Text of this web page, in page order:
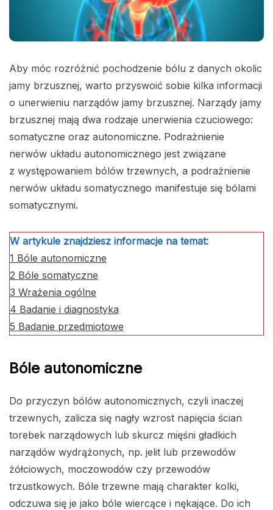
Aby móc rozróżnić pochodzenie bólu z danych okolic
jamy brzusznej, warto przyswoić sobie kilka informacji
o unerwieniu narządów jamy brzusznej. Narządy jamy
brzusznej mają dwa rodzaje unerwienia czuciowego:
somatyczne oraz autonomiczne. Podrażnienie
nerwów układu autonomicznego jest związane
z występowaniem bólów trzewnych, a podrażnienie
nerwów układu somatycznego manifestuje się bólami
somatycznymi.
W artykule znajdziesz informacje na temat:
1 Bóle autonomiczne
2 Bóle somatyczne
3 Wrażenia ogólne
4 Badanie i diagnostyka
5 Badanie przedmiotowe
Bóle autonomiczne
Do przyczyn bólów autonomicznych, czyli inaczej
trzewnych, zalicza się nagły wzrost napięcia ścian
torebek narządowych lub skurcz mięśni gładkich
narządów wydrążonych, np. jelit lub przewodów
żółciowych, moczowodów czy przewodów
trzustkowych. Bóle trzewne mają charakter kolki,
odczuwa się je jako bóle wiercące i nękające. Do ich